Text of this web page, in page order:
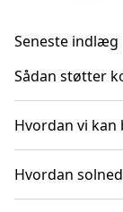
Seneste indlæg
Sådan støtter
Hvordan vi
Hvordan